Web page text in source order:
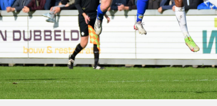
Lid worden van FC Lisse
Word vrijwilliger
De Club van 100
Uitschrijven
Over FC Lisse
Organisatie
Informatie voor de Pers
Onze historie